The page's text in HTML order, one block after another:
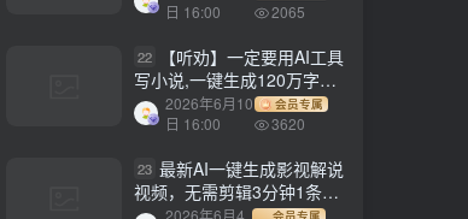
日 16:00
2065
22
【听劝】一定要用AI工具
写小说,一键生成120万字，
躺着也能赚，月入2w+
2026年6月10
日 16:00
会员专属
3620
23 最新AI一键生成影视解说
视频，无需剪辑3分钟1条，